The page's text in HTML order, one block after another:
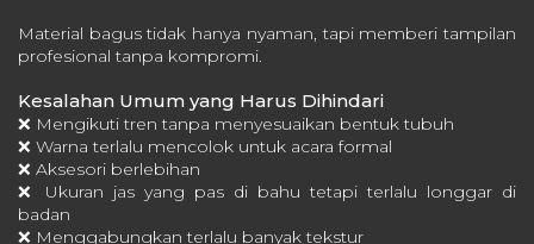
Material bagus tidak hanya nyaman, tapi memberi tampilan
profesional tanpa kompromi.
Kesalahan Umum yang Harus Dihindari
❌ Mengikuti tren tanpa menyesuaikan bentuk tubuh
❌ Warna terlalu mencolok untuk acara formal
❌ Aksesori berlebihan
❌ Ukuran jas yang pas di bahu tetapi terlalu longgar di
badan
❌ Menggabungkan terlalu banyak tekstur